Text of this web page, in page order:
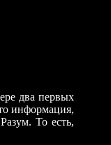
два первых
информация,
То есть,